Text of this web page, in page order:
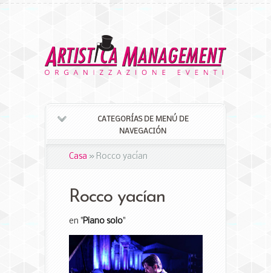
CATEGORÍAS DE MENÚ DE
NAVEGACIÓN
Casa » Rocco yacían
Rocco yacían
en "Piano solo"